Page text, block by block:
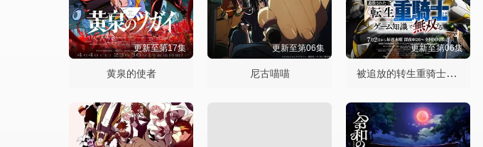
更新至第17集
黄泉的使者
更新至第06集
尼古喵喵
更新至第06集
被追放的转生重骑士用游戏知识开无双